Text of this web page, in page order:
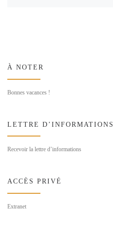
À NOTER
Bonnes vacances !
LETTRE D’INFORMATIONS
Recevoir la lettre d’informations
ACCÈS PRIVÉ
Extranet